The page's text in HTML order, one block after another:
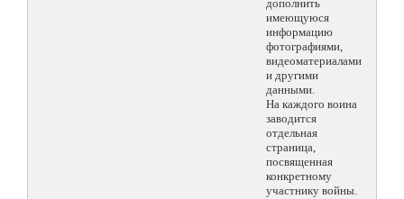
дополнить
имеющуюся
информацию
фотографиями,
видеоматериалами
и другими
данными.
На каждого воина
заводится
отдельная
страница,
посвященная
конкретному
участнику войны.